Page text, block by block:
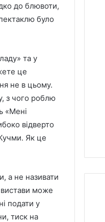
до блювоти,
було
та у
це
не в цьому.
з чого роблю
«Мені
відверто
Як це
а не називати
може
подати у
тиск на